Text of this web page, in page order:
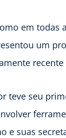
em todas
um
teve seu
e suas